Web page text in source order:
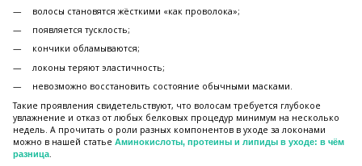
волосы становятся жёсткими «как проволока»;
появляется тусклость;
кончики обламываются;
локоны теряют эластичность;
невозможно восстановить состояние обычными масками.
Такие проявления свидетельствуют, что волосам требуется глубокое
увлажнение и отказ от любых белковых процедур минимум на несколько
недель. А прочитать о роли разных компонентов в уходе за локонами
можно в нашей статье Аминокислоты, протеины и липиды в уходе: в чём
разница